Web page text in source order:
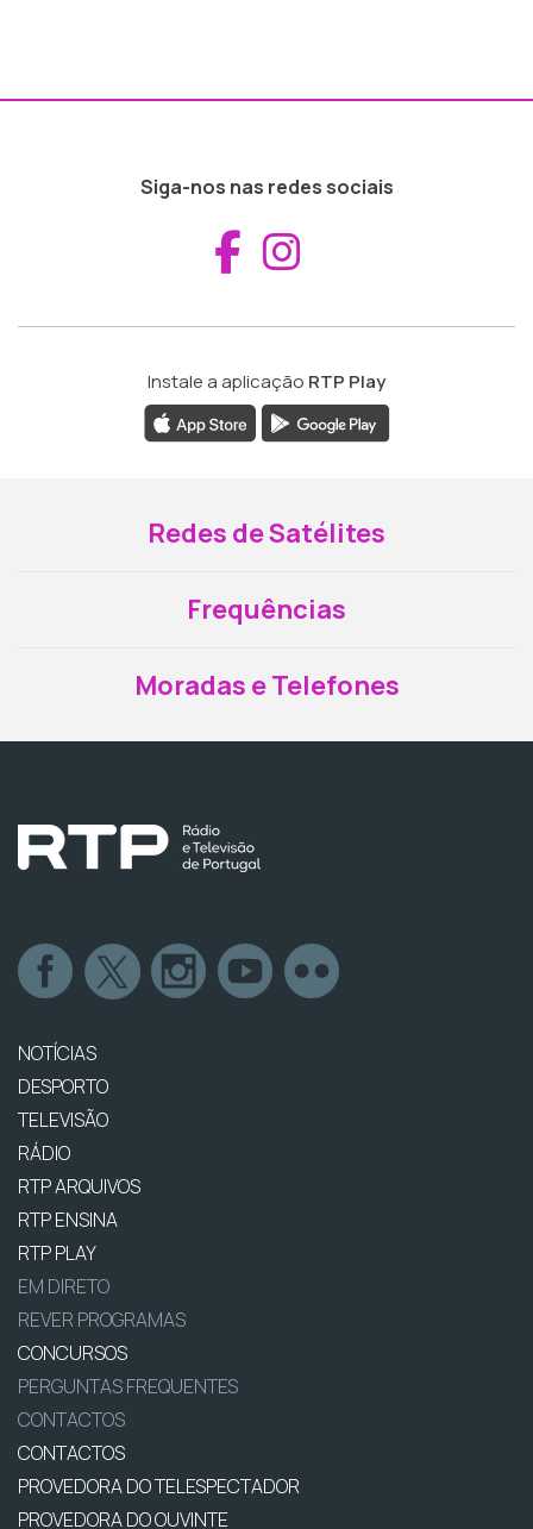
Siga-nos nas redes sociais
Aceder ao
Instale a aplicação RTP Play
Redes de Satélites
Frequências
Moradas e Telefones
NOTÍCIAS
DESPORTO
TELEVISÃO
RÁDIO
RTP ARQUIVOS
RTP ENSINA
RTP PLAY
EM DIRETO
REVER PROGRAMAS
CONCURSOS
PERGUNTAS FREQUENTES
CONTACTOS
CONTACTOS
PROVEDORA DO TELESPECTADOR
PROVEDORA DO OUVINTE